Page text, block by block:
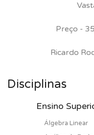
Preço -
Ricardo
Disciplinas
Ensino
Álgebra Linear